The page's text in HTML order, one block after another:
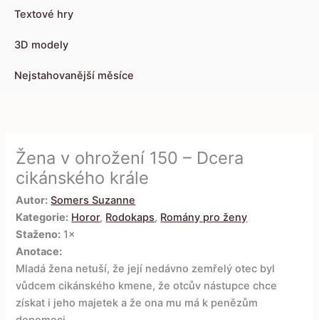
Textové hry
3D modely
Nejstahovanější měsíce
Žena v ohrožení 150 – Dcera
cikánského krále
Autor: Somers Suzanne
Kategorie: Horor, Rodokaps, Romány pro ženy
Staženo: 1×
Anotace:
Mladá žena netuší, že její nedávno zemřelý otec byl
vůdcem cikánského kmene, že otcův nástupce chce
získat i jeho majetek a že ona mu má k penězům